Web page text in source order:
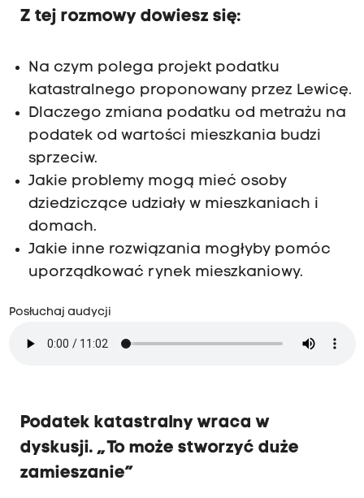
Z tej rozmowy dowiesz się:
Na czym polega projekt podatku
katastralnego proponowany przez Lewicę.
Dlaczego zmiana podatku od metrażu na
podatek od wartości mieszkania budzi
sprzeciw.
Jakie problemy mogą mieć osoby
dziedziczące udziały w mieszkaniach i
domach.
Jakie inne rozwiązania mogłyby pomóc
uporządkować rynek mieszkaniowy.
Posłuchaj audycji
Podatek katastralny wraca w
dyskusji. „To może stworzyć duże
zamieszanie”